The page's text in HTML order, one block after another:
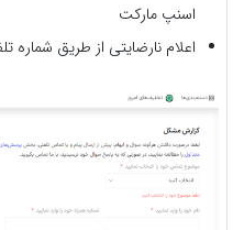
اسنپ مارکت
اعلام نارضایتی از طریق شماره تلفن 96612600